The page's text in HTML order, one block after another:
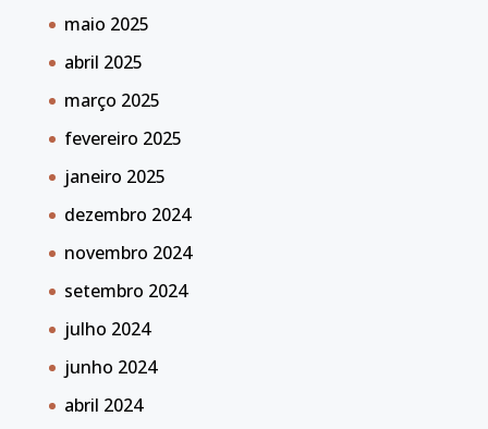
maio 2025
abril 2025
março 2025
fevereiro 2025
janeiro 2025
dezembro 2024
novembro 2024
setembro 2024
julho 2024
junho 2024
abril 2024